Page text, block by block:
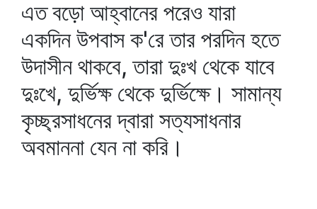
এত বড়ো আহ্বানের পরেও যারা
একদিন উপবাস ক'রে তার পরদিন হতে
উদাসীন থাকবে, তারা দুঃখ থেকে যাবে
দুঃখে, দুর্ভিক্ষ থেকে দুর্ভিক্ষে। সামান্য
কৃচ্ছ্রসাধনের দ্বারা সত্যসাধনার
অবমাননা যেন না করি।